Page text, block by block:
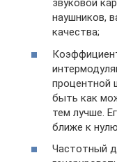
звуковой
наушников,
качества;
процентной
быть как
тем лучше.
ближе к
Частотный